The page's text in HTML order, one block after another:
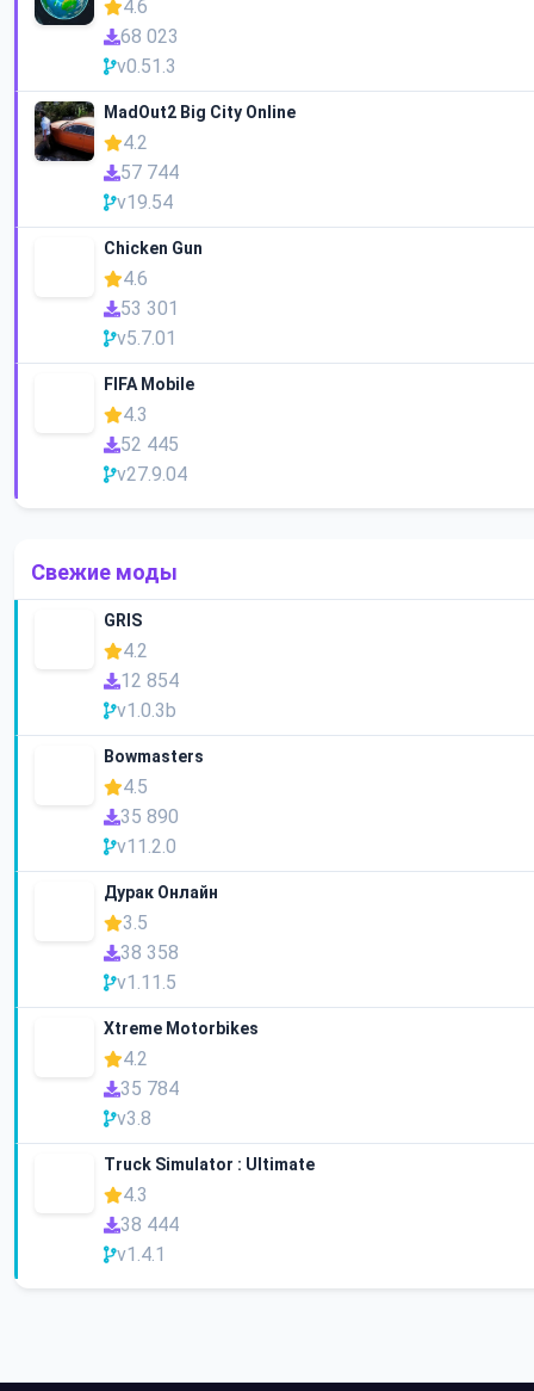
4.6
68 023
v0.51.3
MadOut2 Big City Online
4.2
57 744
v19.54
Chicken Gun
4.6
53 301
v5.7.01
FIFA Mobile
4.3
52 445
v27.9.04
Свежие моды
GRIS
4.2
12 854
v1.0.3b
Bowmasters
4.5
35 890
v11.2.0
Дурак Онлайн
3.5
38 358
v1.11.5
Xtreme Motorbikes
4.2
35 784
v3.8
Truck Simulator : Ultimate
4.3
38 444
v1.4.1